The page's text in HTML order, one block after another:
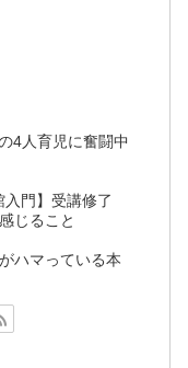
4人育児に奮闘中
門】受講修了
じること
ハマっている本